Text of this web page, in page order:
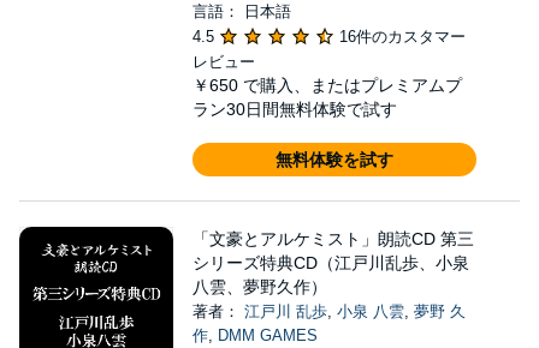
言語： 日本語
4.5
16件のカスタマー
レビュー
￥650 で購入、またはプレミアムプ
ラン30日間無料体験で試す
無料体験を試す
「文豪とアルケミスト」朗読CD 第三
シリーズ特典CD（江戸川乱歩、小泉
八雲、夢野久作）
著者： 江戸川 乱歩, 小泉 八雲, 夢野 久
作,
DMM GAMES